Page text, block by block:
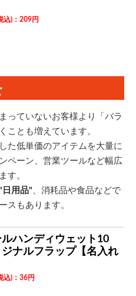
込) ： 209円
っていないお客様より「バラ
ことも増えています。
た低単価のアイテムを大量に
ペーン、営業ツールなど幅広
す。
日用品"、消耗品や食品などで
スもあります。
ハンディウェット10
ナルフラップ【名入れ
込) ： 36円